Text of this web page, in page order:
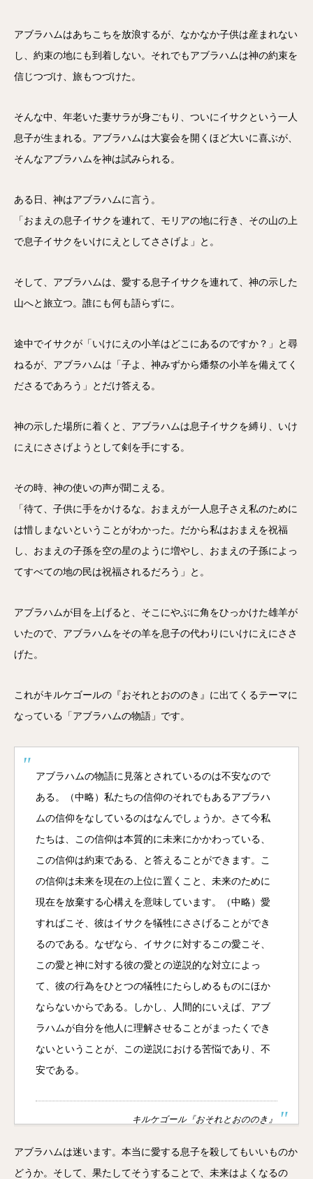
アブラハムはあちこちを放浪するが、なかなか子供は産まれない
し、約束の地にも到着しない。それでもアブラハムは神の約束を
信じつづけ、旅もつづけた。
そんな中、年老いた妻サラが身ごもり、ついにイサクという一人
息子が生まれる。アブラハムは大宴会を開くほど大いに喜ぶが、
そんなアブラハムを神は試みられる。
ある日、神はアブラハムに言う。
「おまえの息子イサクを連れて、モリアの地に行き、その山の上
で息子イサクをいけにえとしてささげよ」と。
そして、アブラハムは、愛する息子イサクを連れて、神の示した
山へと旅立つ。誰にも何も語らずに。
途中でイサクが「いけにえの小羊はどこにあるのですか？」と尋
ねるが、アブラハムは「子よ、神みずから燔祭の小羊を備えてく
ださるであろう」とだけ答える。
神の示した場所に着くと、アブラハムは息子イサクを縛り、いけ
にえにささげようとして剣を手にする。
その時、神の使いの声が聞こえる。
「待て、子供に手をかけるな。おまえが一人息子さえ私のために
は惜しまないということがわかった。だから私はおまえを祝福
し、おまえの子孫を空の星のように増やし、おまえの子孫によっ
てすべての地の民は祝福されるだろう」と。
アブラハムが目を上げると、そこにやぶに角をひっかけた雄羊が
いたので、アブラハムをその羊を息子の代わりにいけにえにささ
げた。
これがキルケゴールの『おそれとおののき』に出てくるテーマに
なっている「アブラハムの物語」です。
アブラハムの物語に見落とされているのは不安なので
ある。（中略）私たちの信仰のそれでもあるアブラハ
ムの信仰をなしているのはなんでしょうか。さて今私
たちは、この信仰は本質的に未来にかかわっている、
この信仰は約束である、と答えることができます。こ
の信仰は未来を現在の上位に置くこと、未来のために
現在を放棄する心構えを意味しています。（中略）愛
すればこそ、彼はイサクを犠牲にささげることができ
るのである。なぜなら、イサクに対するこの愛こそ、
この愛と神に対する彼の愛との逆説的な対立によっ
て、彼の行為をひとつの犠牲にたらしめるものにほか
ならないからである。しかし、人間的にいえば、アブ
ラハムが自分を他人に理解させることがまったくでき
ないということが、この逆説における苦悩であり、不
安である。
キルケゴール『おそれとおののき』
アブラハムは迷います。本当に愛する息子を殺してもいいものか
どうか。そして、果たしてそうすることで、未来はよくなるの